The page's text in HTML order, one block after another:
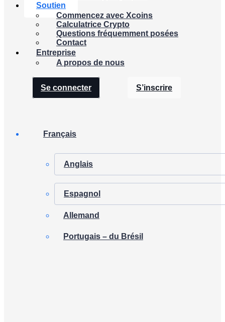
Soutien
Commencez avec Xcoins
Calculatrice Crypto
Questions fréquemment posées
Contact
Entreprise
A propos de nous
Se connecter S’inscrire
Français
Anglais
Espagnol
Allemand
Portugais – du Brésil